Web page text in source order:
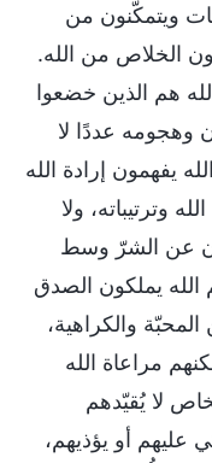
ويتمكّنون من
الخلاص من الله.
هم الذين خضعوا
وهجومه عددًا لا
يفهمون إرادة الله
وترتيباته، ولا
عن الشرّ وسط
الله يملكون الصدق
والكراهية،
مراعاة الله
لا يُقيّدهم
أو يؤذيهم،